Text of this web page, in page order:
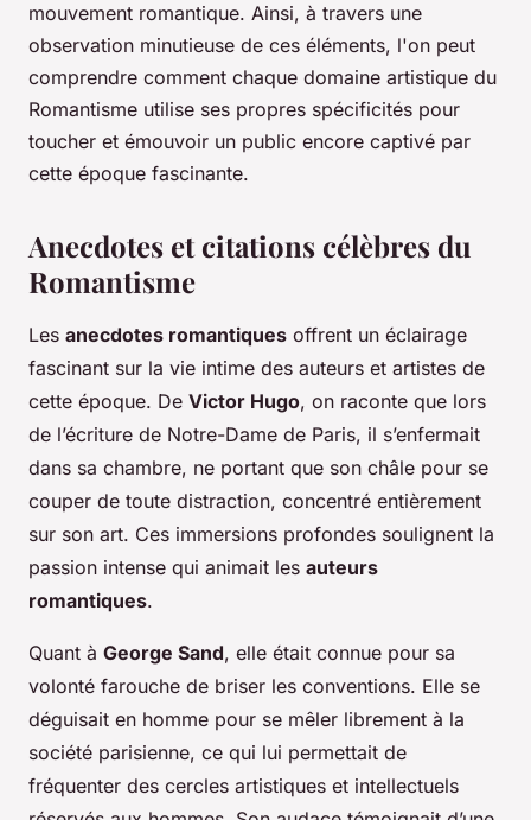
mouvement romantique. Ainsi, à travers une
observation minutieuse de ces éléments, l'on peut
comprendre comment chaque domaine artistique du
Romantisme utilise ses propres spécificités pour
toucher et émouvoir un public encore captivé par
cette époque fascinante.
Anecdotes et citations célèbres du
Romantisme
Les anecdotes romantiques offrent un éclairage
fascinant sur la vie intime des auteurs et artistes de
cette époque. De Victor Hugo, on raconte que lors
de l’écriture de Notre-Dame de Paris, il s’enfermait
dans sa chambre, ne portant que son châle pour se
couper de toute distraction, concentré entièrement
sur son art. Ces immersions profondes soulignent la
passion intense qui animait les auteurs
romantiques.
Quant à George Sand, elle était connue pour sa
volonté farouche de briser les conventions. Elle se
déguisait en homme pour se mêler librement à la
société parisienne, ce qui lui permettait de
fréquenter des cercles artistiques et intellectuels